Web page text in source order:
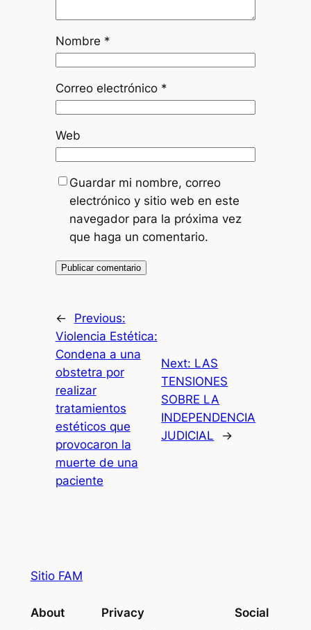
Nombre *
Correo electrónico *
Web
Guardar mi nombre, correo
electrónico y sitio web en este
navegador para la próxima vez
que haga un comentario.
←
Previous:
Violencia Estética:
Condena a una
obstetra por
realizar
tratamientos
estéticos que
provocaron la
muerte de una
paciente
Next: LAS
TENSIONES
SOBRE LA
INDEPENDENCIA
JUDICIAL
→
Sitio FAM
About Privacy Social